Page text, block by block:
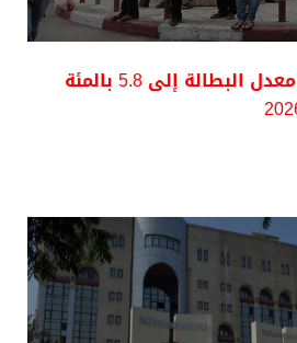
جهاز الإحصاء: تراجع معدل البطالة إلى 5.8 بالمئة